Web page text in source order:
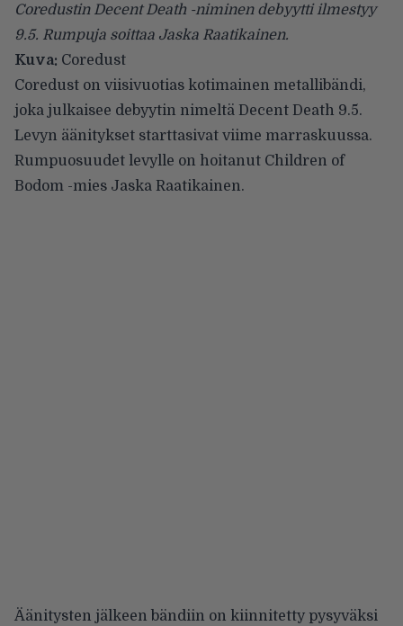
Coredustin Decent Death -niminen debyytti ilmestyy
9.5. Rumpuja soittaa Jaska Raatikainen.
Kuva: Coredust
Coredust on viisivuotias kotimainen metallibändi,
joka julkaisee debyytin nimeltä Decent Death 9.5.
Levyn äänitykset starttasivat viime marraskuussa.
Rumpuosuudet levylle on hoitanut Children of
Bodom -mies Jaska Raatikainen.
Äänitysten jälkeen bändiin on kiinnitetty pysyväksi